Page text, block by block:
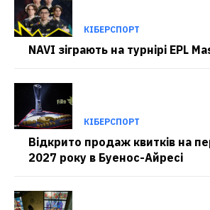
КІБЕРСПОРТ
NAVI зіграють на турнірі EPL
КІБЕРСПОРТ
Відкрито продаж квитків на
2027 року в Буенос-Айресі